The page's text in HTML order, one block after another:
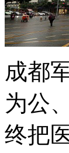
成都
为公
终把